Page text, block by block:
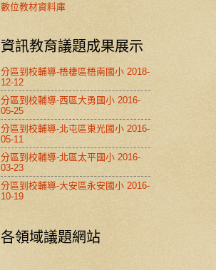
數位教材資料庫
資訊教育議題成果展示
分區到校輔導-梧棲區梧南國小 2018-
12-12
分區到校輔導-西區大勇國小 2016-
05-25
分區到校輔導-北屯區東光國小 2016-
05-11
分區到校輔導-北區太平國小 2016-
03-23
分區到校輔導-大安區永安國小 2016-
10-19
各領域議題網站